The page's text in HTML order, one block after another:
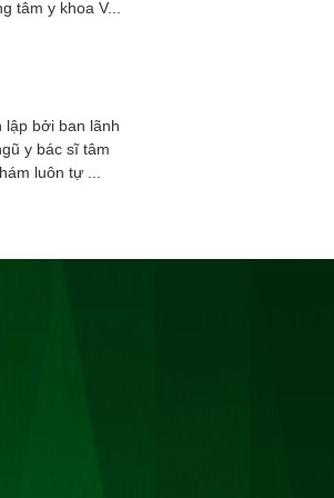
tâm y khoa V...
bởi ban lãnh
y bác sĩ tâm
luôn tự ...